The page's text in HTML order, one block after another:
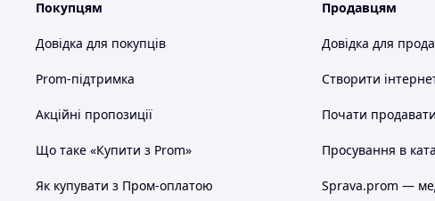
Покупцям
Довідка для покупців
Prom-підтримка
Акційні пропозиції
Що таке «Купити з Prom»
Як купувати з Пром-оплатою
Продавцям
Довідка для
Створити
Почати
Просування в
Sprava.prom —